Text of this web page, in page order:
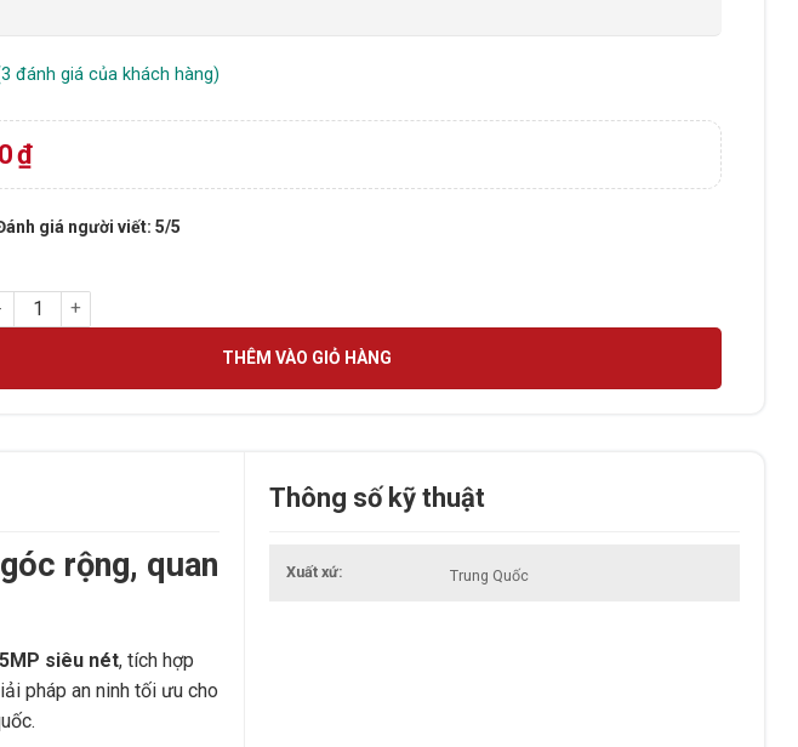
3 đánh giá của khách hàng)
₫
giá người viết: 5/5
AI DS-HAKI-HFW1583-AI-Thân,5.0MP số lượng
THÊM VÀO GIỎ HÀNG
rộng, quan
5MP siêu nét, tích hợp
pháp an ninh tối ưu cho
Thông số kỹ thuật
Xuất xứ Trung Quốc